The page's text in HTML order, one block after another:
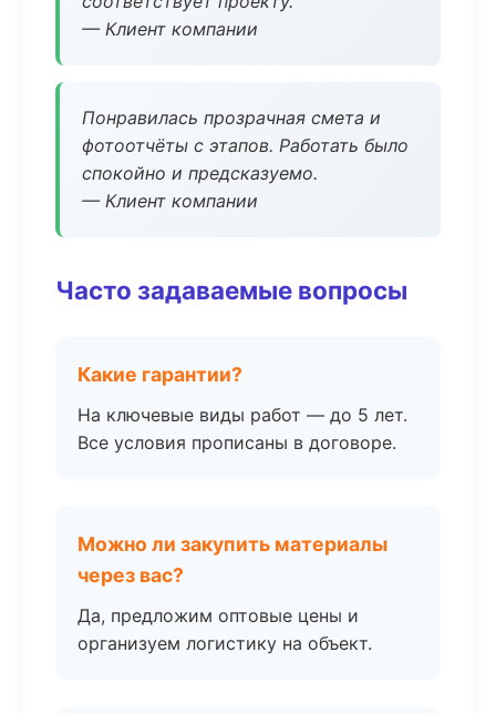
— Клиент компании
Понравилась прозрачная смета и
фотоотчёты с этапов. Работать было
спокойно и предсказуемо.
— Клиент компании
Часто задаваемые вопросы
Какие гарантии?
На ключевые виды работ — до 5 лет.
Все условия прописаны в договоре.
Можно ли закупить материалы
через вас?
Да, предложим оптовые цены и
организуем логистику на объект.